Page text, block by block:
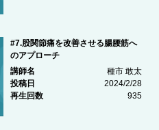
#7.股関節痛を改善させる腸腰筋へ
のアプローチ
講師名
種市 敢太
投稿日
2024/2/28
再生回数
935